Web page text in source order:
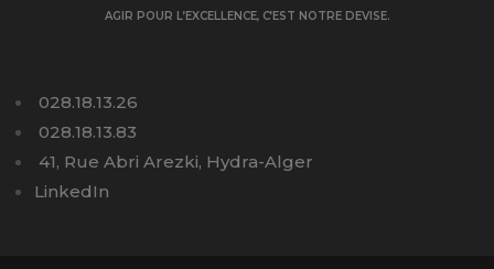
AGIR POUR L’EXCELLENCE, C’EST NOTRE DEVISE.
028.18.13.26
028.18.13.83
41, Rue Abri Arezki, Hydra-Alger
LinkedIn